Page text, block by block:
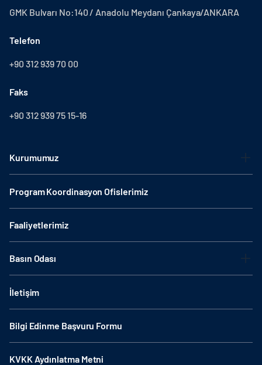
GMK Bulvarı No:140 / Anadolu Meydanı Çankaya/ANKARA
Telefon
+90 312 939 70 00
Faks
+90 312 939 75 15-16
Kurumumuz
Program Koordinasyon Ofislerimiz
Faaliyetlerimiz
Basın Odası
İletişim
Bilgi Edinme Başvuru Formu
KVKK Aydınlatma Metni